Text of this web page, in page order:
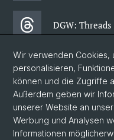
DGW: Threads
DGW: Facebook
DGW:
Wir verwenden Cookies,
personalisieren,
können und die Zugriffe
Außerdem geben wir
unserer Website an
Werbung und Analysen
Informationen